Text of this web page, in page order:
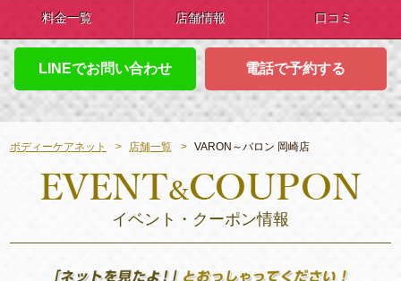
料金一覧 店舗情報 口コミ
LINEでお問い合わせ 電話で予約する
ボディーケアネット 店舗一覧 VARON～バロン 岡崎店
イベント・クーポン情報